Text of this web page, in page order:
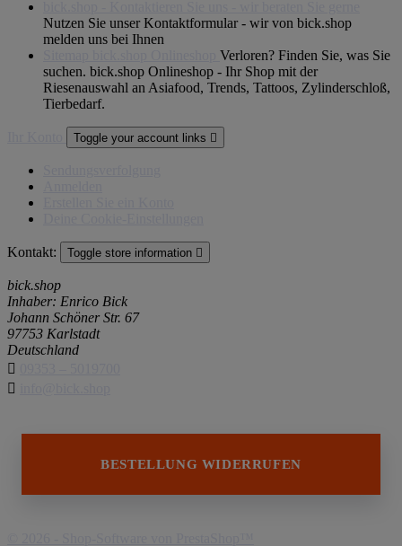
Nutzen Sie unser Kontaktformular - wir von bick.shop
melden uns bei Ihnen
Verloren? Finden Sie, was Sie
suchen. bick.shop Onlineshop - Ihr Shop mit der
Riesenauswahl an Asiafood, Trends, Tattoos, Zylinderschloß,
Tierbedarf.
Toggle your account links 
Kontakt: Toggle store information 
bick.shop
Inhaber: Enrico Bick
Johann Schöner Str. 67
97753 Karlstadt
Deutschland


BESTELLUNG WIDERRUFEN